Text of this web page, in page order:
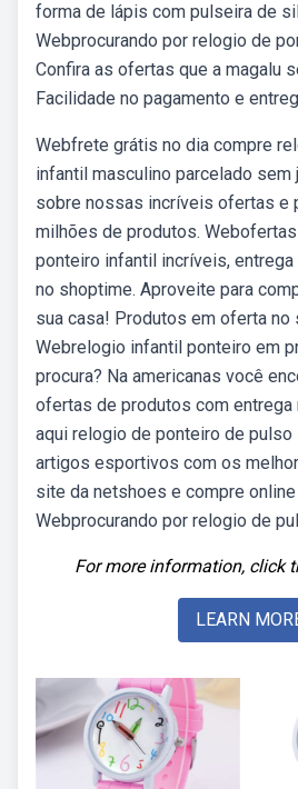
forma de lápis com pulseira de
Webprocurando por relogio de
Confira as ofertas que a magalu
Facilidade no pagamento e
Webfrete grátis no dia compre
infantil masculino parcelado sem
sobre nossas incríveis ofertas e
milhões de produtos.
ponteiro infantil incríveis, entrega
no shoptime. Aproveite para
sua casa! Produtos em oferta no
Webrelogio infantil ponteiro em
procura? Na americanas você
ofertas de produtos com entrega
aqui relogio de ponteiro de
artigos esportivos com os
site da netshoes e compre
Webprocurando por relogio de
For more information, click
LEARN